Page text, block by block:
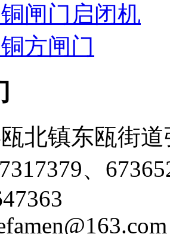
闸门启闭机
方闸门
北镇东瓯街
、